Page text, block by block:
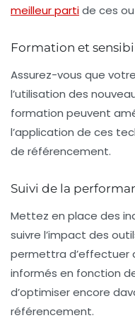
meilleur partide ces
Formation et
Assurez-vous que
l’utilisation des
formation peuvent
l’application de ces
de référencement.
Suivi de la
Mettez en place des
suivre l’impact des
permettra d’effectuer
informés en fonction
d’optimiser encore
référencement.